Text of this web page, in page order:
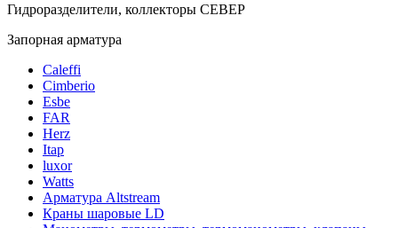
Гидроразделители, коллекторы СЕВЕР
Запорная арматура
Caleffi
Cimberio
Esbe
FAR
Herz
Itap
luxor
Watts
Арматура Altstream
Краны шаровые LD